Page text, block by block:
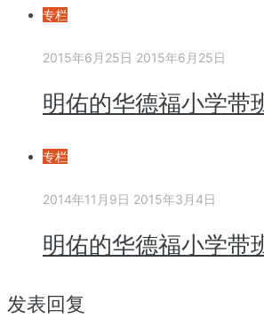
专栏
2015年6月25日 2015年6月25日
明佑的华德福小学带
专栏
2014年11月9日 2015年3月4日
明佑的华德福小学带
发表回复